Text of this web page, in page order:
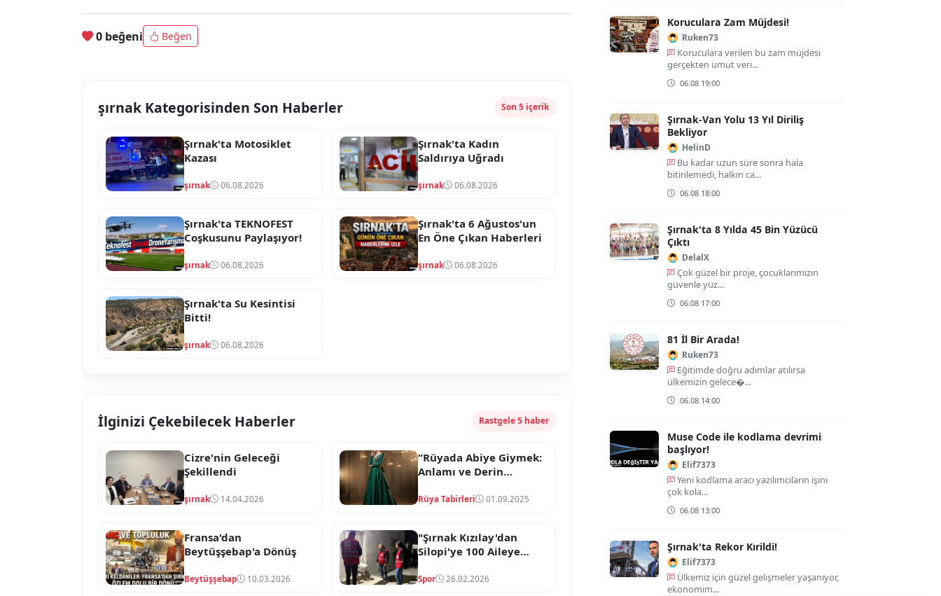
0 beğeni Beğen
şırnak Kategorisinden Son Haberler Son 5 içerik
Şırnak'ta Motosiklet
Kazası
şırnak 06.08.2026
Şırnak'ta Kadın
Saldırıya Uğradı
şırnak 06.08.2026
Şırnak'ta TEKNOFEST
Coşkusunu Paylaşıyor!
şırnak 06.08.2026
Şırnak'ta 6 Ağustos'un
En Öne Çıkan Haberleri
şırnak 06.08.2026
Şırnak'ta Su Kesintisi
Bitti!
şırnak 06.08.2026
İlginizi Çekebilecek Haberler Rastgele 5 haber
Cizre'nin Geleceği
Şekillendi
şırnak 14.04.2026
“Rüyada Abiye Giymek:
Anlamı ve Derin
Rüya Tabirleri 01.09.2025
Fransa'dan
Beytüşşebap'a Dönüş
Beytüşşebap 10.03.2026
"Şırnak Kızılay'dan
Silopi'ye 100 Aileye
Spor 26.02.2026
Koruculara Zam Müjdesi!
Ruken73
Koruculara verilen bu zam müjdesi
gerçekten umut veri...
06.08 19:00
Şırnak-Van Yolu 13 Yıl Diriliş
Bekliyor
HelinD
Bu kadar uzun süre sonra hala
bitirilemedi, halkın ca...
06.08 18:00
Şırnak'ta 8 Yılda 45 Bin Yüzücü
Çıktı
DelalX
Çok güzel bir proje, çocuklarımızın
güvenle yüz...
06.08 17:00
81 İl Bir Arada!
Ruken73
Eğitimde doğru adımlar atılırsa
ülkemizin gelece�...
06.08 14:00
Muse Code ile kodlama devrimi
başlıyor!
Elif7373
Yeni kodlama aracı yazılımcıların işini
çok kola...
06.08 13:00
Şırnak'ta Rekor Kırildi!
Elif7373
Ülkemiz için güzel gelişmeler yaşanıyor,
ekonomim...